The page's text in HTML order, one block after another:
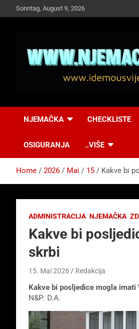
to
Sonntag, August 9, 2026
Idemo u
NJEMAČKA CHECKLISTE
OSIGURANJA ..VIŠE
Home 2026 Mai 15 Kakve bi
ADMINISTRACIJA NJEMAČKA
Kakve bi
skrbi
15. Mai 2026 Redakcija
Kakve bi posljedice mogla
N&P: D.A.